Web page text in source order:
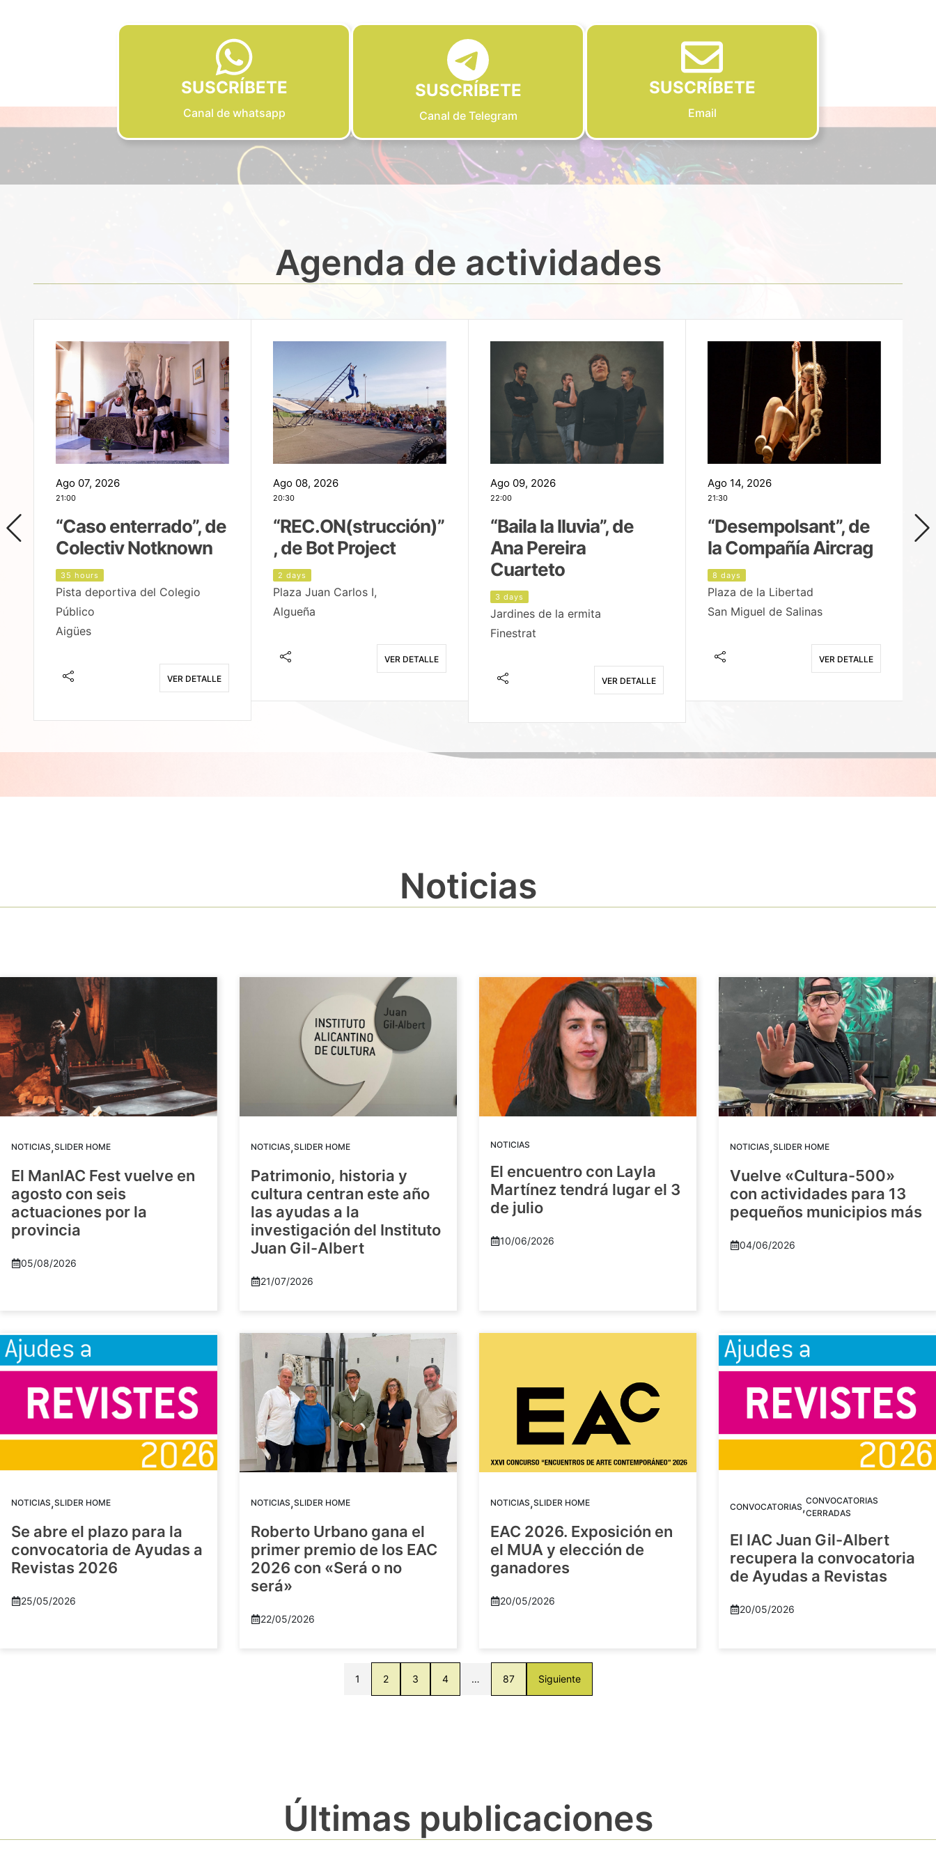
SUSCRÍBETE
Canal de whatsapp
SUSCRÍBETE
Canal de Telegram
SUSCRÍBETE
Email
Agenda de actividades
Ago 07, 2026
21:00
“Caso enterrado”, de
Colectiv Notknown
35 hours
Pista deportiva del Colegio
Público
Aigües
VER DETALLE
Ago 08, 2026
20:30
“REC.ON(strucción)”
, de Bot Project
2 days
Plaza Juan Carlos I,
Algueña
VER DETALLE
Ago 09, 2026
22:00
“Baila la lluvia”, de
Ana Pereira
Cuarteto
3 days
Jardines de la ermita
Finestrat
VER DETALLE
Ago 14, 2026
21:30
“Desempolsant”, de
la Compañía Aircrag
8 days
Plaza de la Libertad
San Miguel de Salinas
VER DETALLE
Noticias
NOTICIAS,SLIDER HOME
El ManIAC Fest vuelve en
agosto con seis
actuaciones por la
provincia
05/08/2026
NOTICIAS,SLIDER HOME
Patrimonio, historia y
cultura centran este año
las ayudas a la
investigación del Instituto
Juan Gil-Albert
21/07/2026
NOTICIAS
El encuentro con Layla
Martínez tendrá lugar el 3
de julio
10/06/2026
NOTICIAS,SLIDER HOME
Vuelve «Cultura-500»
con actividades para 13
pequeños municipios más
04/06/2026
NOTICIAS,SLIDER HOME
Se abre el plazo para la
convocatoria de Ayudas a
Revistas 2026
25/05/2026
NOTICIAS,SLIDER HOME
Roberto Urbano gana el
primer premio de los EAC
2026 con «Será o no
será»
22/05/2026
NOTICIAS,SLIDER HOME
EAC 2026. Exposición en
el MUA y elección de
ganadores
20/05/2026
CONVOCATORIAS,CONVOCATORIAS
CERRADAS
El IAC Juan Gil-Albert
recupera la convocatoria
de Ayudas a Revistas
20/05/2026
1 2 3 4 … 87 Siguiente
Últimas publicaciones